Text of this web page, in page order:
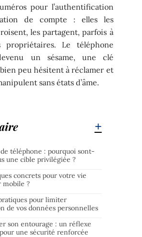
pour l’authentification
de compte : elles les
les partagent, parfois à
propriétaires. Le téléphone
un sésame, une clé
peu hésitent à réclamer et
sans états d’âme.
téléphone : pourquoi sont-
une cible privilégiée ?
concrets pour votre vie
mobile ?
pour limiter
de vos données personnelles
son entourage : un réflexe
une sécurité renforcée